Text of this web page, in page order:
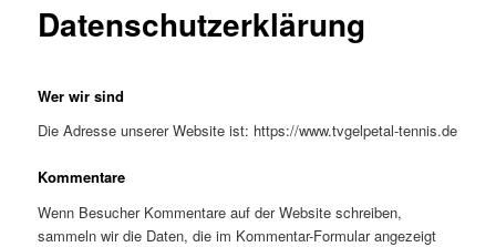
Datenschutzerklärung
Wer wir sind
Die Adresse unserer Website ist: https://www.tvgelpetal-tennis.de
Kommentare
Wenn Besucher Kommentare auf der Website schreiben,
sammeln wir die Daten, die im Kommentar-Formular angezeigt